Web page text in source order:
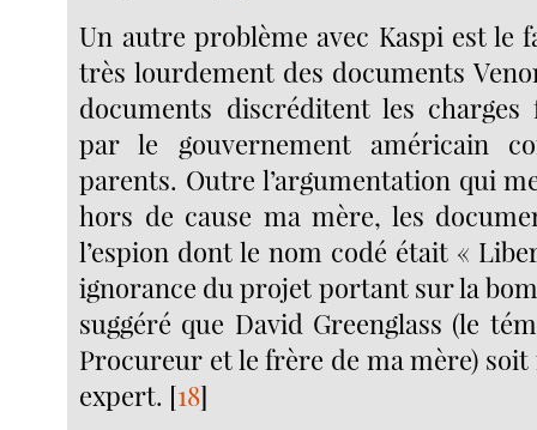
Un autre problème avec Kaspi est le
très lourdement des documents
documents discréditent les charges
par le gouvernement américain
parents. Outre l’argumentation qui
hors de cause ma mère, les
l’espion dont le nom codé était «
ignorance du projet portant sur la
suggéré que David Greenglass (le
Procureur et le frère de ma mère)
expert. [18]